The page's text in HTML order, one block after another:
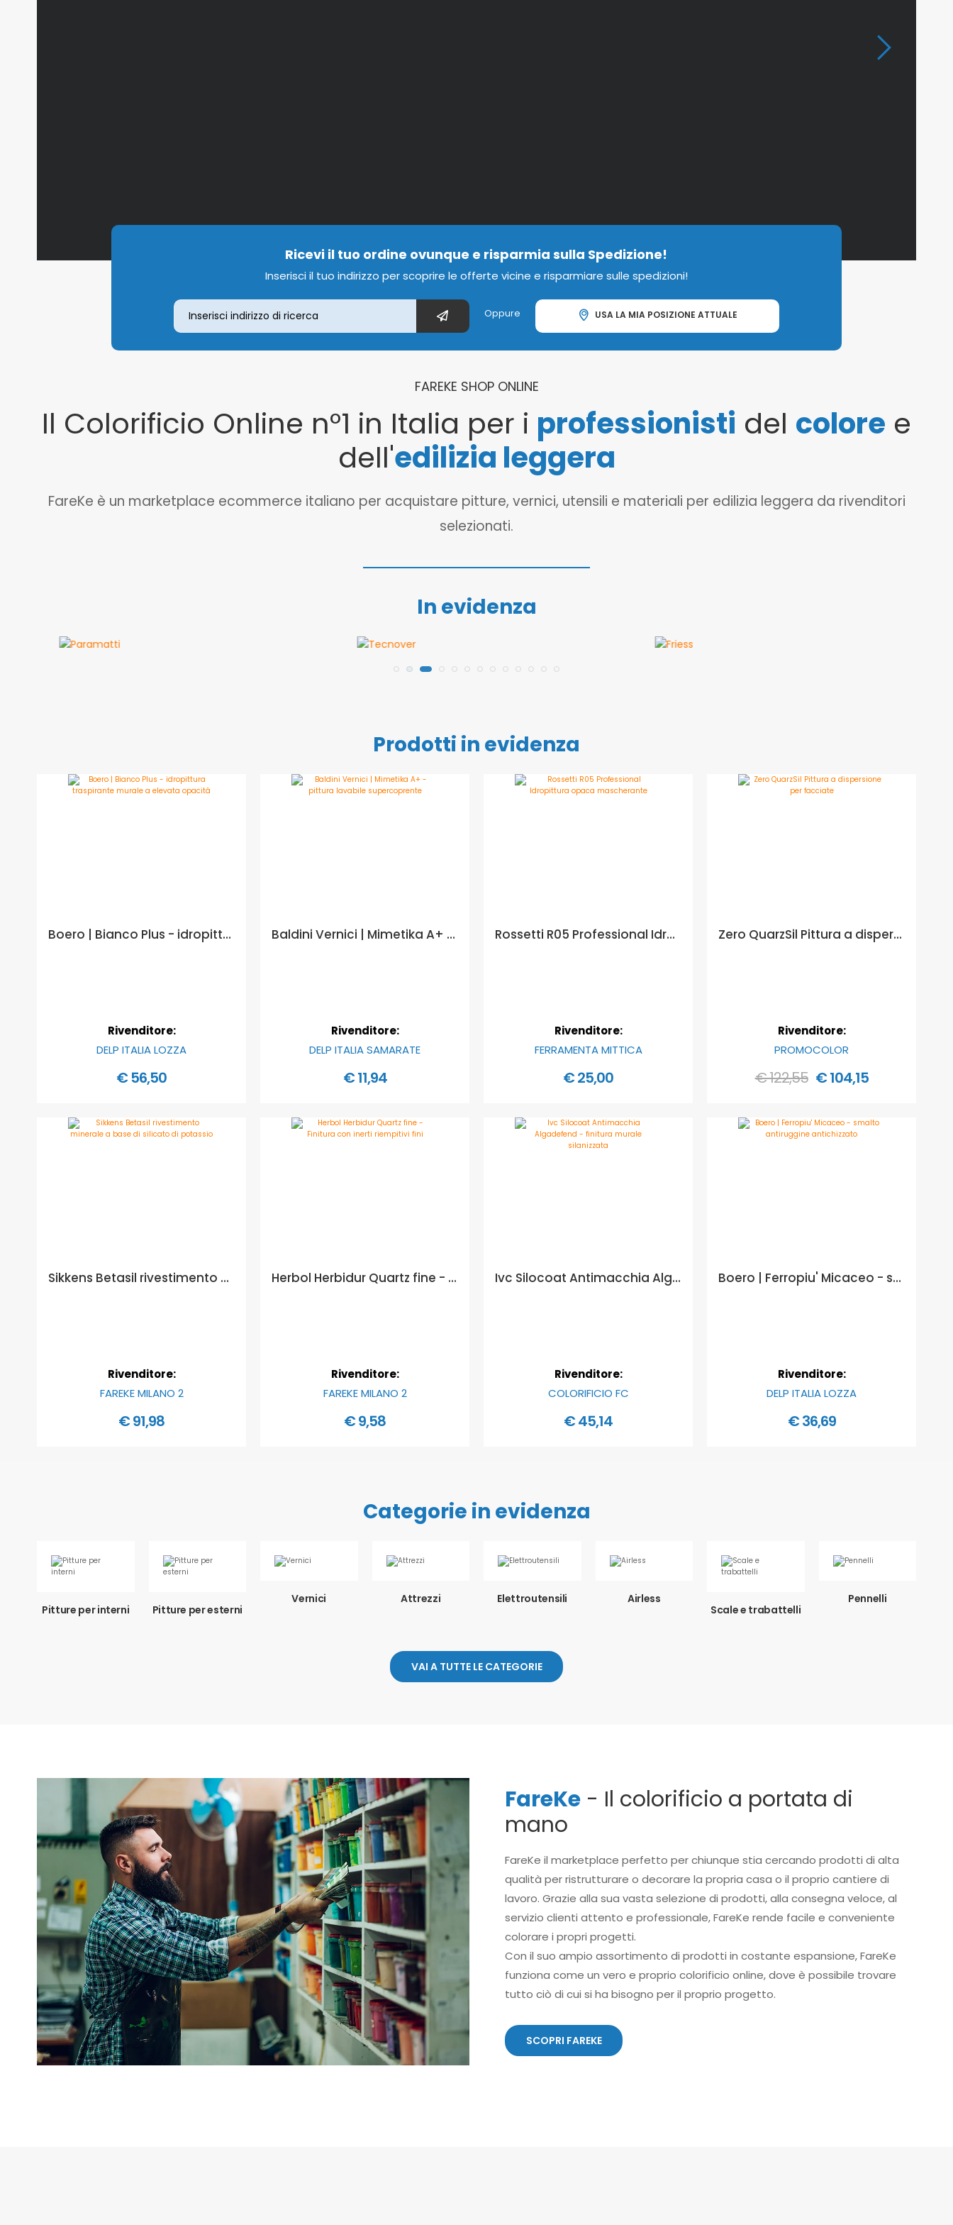
Ricevi il tuo ordine ovunque e risparmia sulla Spedizione!
Inserisci il tuo indirizzo per scoprire le offerte vicine e risparmiare sulle spedizioni!
Oppure USA LA MIA POSIZIONE ATTUALE
FAREKE SHOP ONLINE
Il Colorificio Online n°1 in Italia per i professionisti del colore e
dell'edilizia leggera
FareKe è un marketplace ecommerce italiano per acquistare pitture, vernici, utensili e materiali per edilizia leggera da rivenditori
selezionati.
In evidenza
Prodotti in evidenza
Boero | Bianco Plus - idropittura traspirante murale a elevata opacità - Formato in litri: 14 lt
Rivenditore:
DELP ITALIA LOZZA
€ 56,50
Baldini Vernici | Mimetika A+ - pittura lavabile supercoprente - Formato in litri: 0,75 lt
Rivenditore:
DELP ITALIA SAMARATE
€ 11,94
Rossetti R05 Professional Idropittura opaca mascherante - Formato in litri: 4 lt
Rivenditore:
FERRAMENTA MITTICA
€ 25,00
Zero QuarzSil Pittura a dispersione per facciate - Formato in litri: 12,5 lt
Rivenditore:
PROMOCOLOR
€ 122,55 € 104,15
Sikkens Betasil rivestimento minerale a base di silicato di potassio - Formato in litri: 14 lt, GRANULOMETRIA: 0,5 mm
Rivenditore:
FAREKE MILANO 2
€ 91,98
Herbol Herbidur Quartz fine - Finitura con inerti riempitivi fini - Formato in litri: 1 lt
Rivenditore:
FAREKE MILANO 2
€ 9,58
Ivc Silocoat Antimacchia Algadefend - finitura murale silanizzata - Formato in litri: 5 lt
Rivenditore:
COLORIFICIO FC
€ 45,14
Boero | Ferropiu' Micaceo - smalto antiruggine antichizzato - Formato in litri: 0,75 lt, COLORI FERROPIU MICACEO: NERO GRAFITE GRANA GROSSA
Rivenditore:
DELP ITALIA LOZZA
€ 36,69
Categorie in evidenza
Pitture per interni Pitture per esterni
Vernici Attrezzi Elettroutensili
Airless
Scale e trabattelli
Pennelli
VAI A TUTTE LE CATEGORIE
FareKe - Il colorificio a portata di
mano
FareKe il marketplace perfetto per chiunque stia cercando prodotti di alta
qualità per ristrutturare o decorare la propria casa o il proprio cantiere di
lavoro. Grazie alla sua vasta selezione di prodotti, alla consegna veloce, al
servizio clienti attento e professionale, FareKe rende facile e conveniente
colorare i propri progetti.
Con il suo ampio assortimento di prodotti in costante espansione, FareKe
funziona come un vero e proprio colorificio online, dove è possibile trovare
tutto ciò di cui si ha bisogno per il proprio progetto.
SCOPRI FAREKE